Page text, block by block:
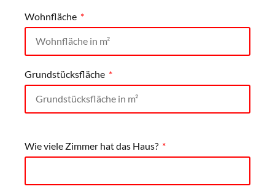
Wohnfläche
Grundstücksfläche
Wie viele Zimmer hat das Haus?